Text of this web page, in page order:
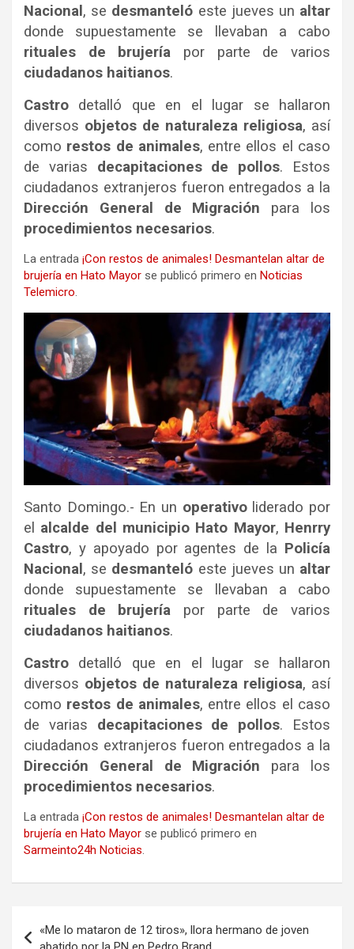
Nacional , se desmanteló este jueves un altar
donde supuestamente se llevaban a cabo
rituales de brujería por parte de varios
ciudadanos haitianos.
Castro detalló que en el lugar se hallaron
diversos objetos de naturaleza religiosa, así
como restos de animales, entre ellos el caso
de varias decapitaciones de pollos. Estos
ciudadanos extranjeros fueron entregados a la
Dirección General de Migración para los
procedimientos necesarios.
La entrada ¡Con restos de animales! Desmantelan altar de
brujería en Hato Mayor se publicó primero en Noticias
Telemicro.
Santo Domingo.- En un operativoliderado por
el alcalde del municipio Hato Mayor, Henrry
Castro, y apoyado por agentes de la Policía
Nacional , se desmanteló este jueves un altar
donde supuestamente se llevaban a cabo
rituales de brujería por parte de varios
ciudadanos haitianos.
Castro detalló que en el lugar se hallaron
diversos objetos de naturaleza religiosa, así
como restos de animales, entre ellos el caso
de varias decapitaciones de pollos. Estos
ciudadanos extranjeros fueron entregados a la
Dirección General de Migración para los
procedimientos necesarios.
La entrada ¡Con restos de animales! Desmantelan altar de
brujería en Hato Mayor se publicó primero en
Sarmeinto24h Noticias.
de
«Me lo mataron de 12 tiros», llora hermano de joven